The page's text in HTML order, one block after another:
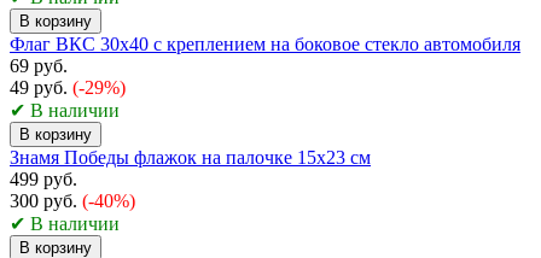
В корзину
Флаг ВКС 30х40 с креплением на боковое стекло автомобиля
69 руб.
49 руб. (-29%)
✔ В наличии
В корзину
Знамя Победы флажок на палочке 15х23 см
499 руб.
300 руб. (-40%)
✔ В наличии
В корзину